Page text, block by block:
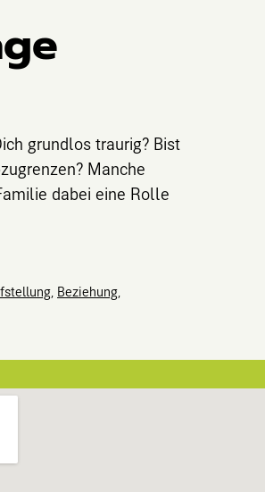
grundlos traurig? Bist
Manche
dabei eine Rolle
Beziehung